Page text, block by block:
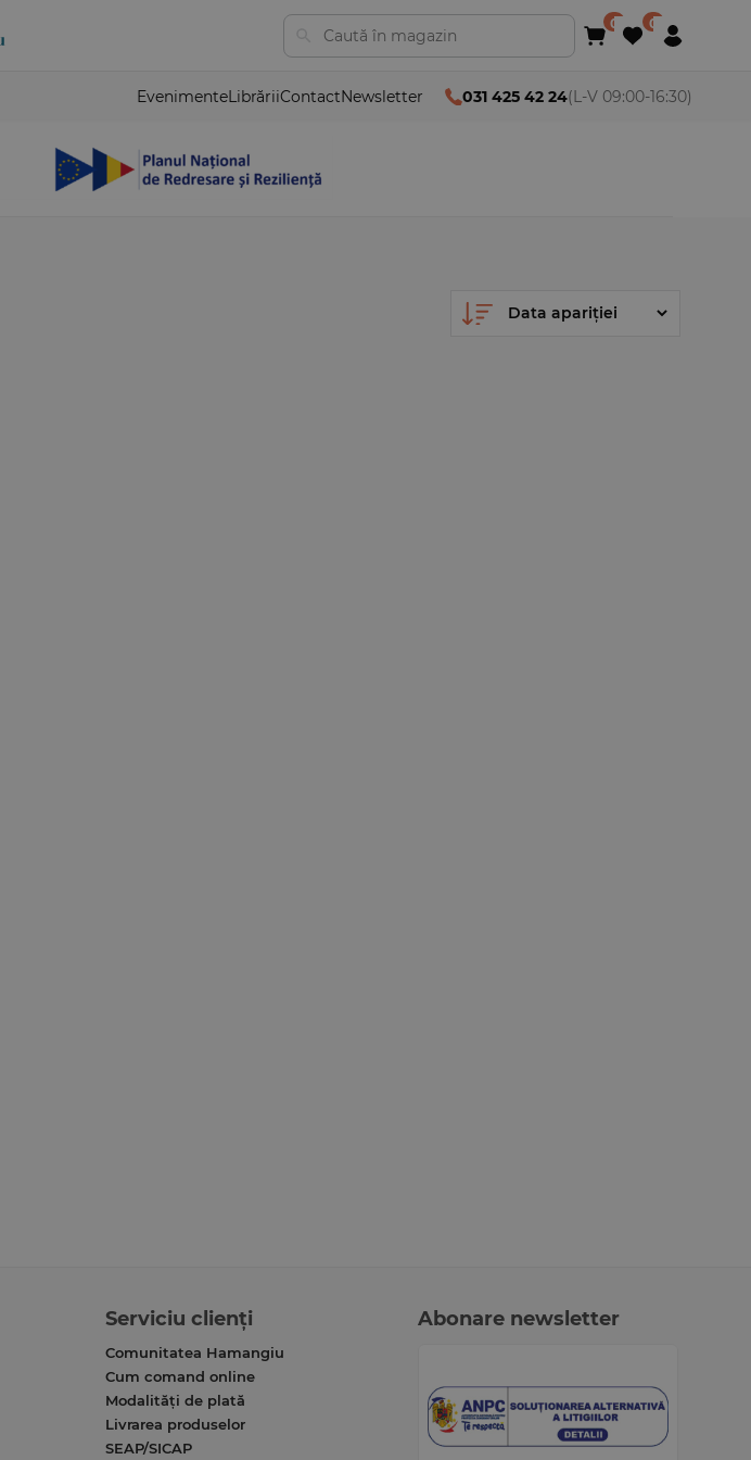
EvenimenteLibrăriiContactNewsletter 031 425 42 24(L-V 09:00-16:30)
Serviciu clienți
Comunitatea Hamangiu
Cum comand online
Modalități de plată
Livrarea produselor
SEAP/SICAP
Abonare newsletter